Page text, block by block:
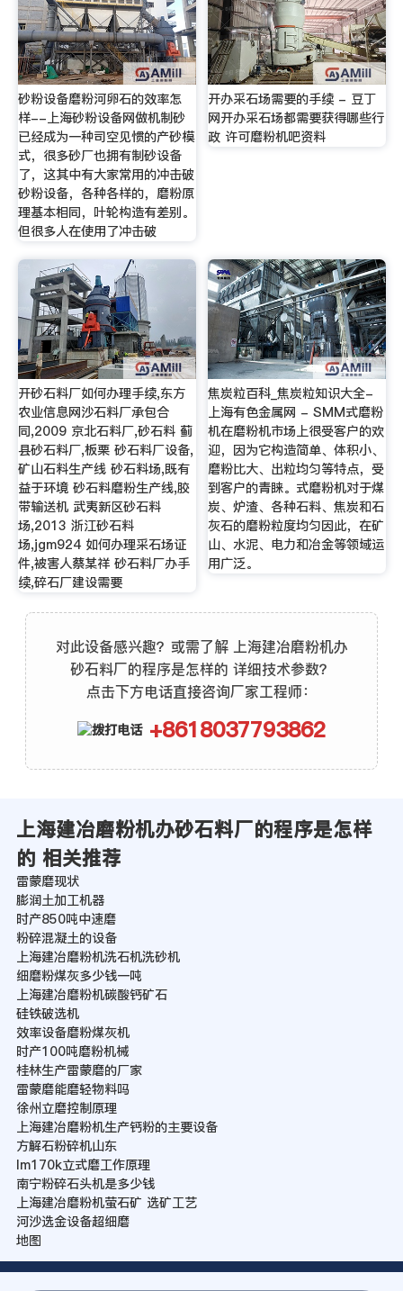
砂粉设备磨粉河卵石的效率怎
样--上海砂粉设备网做机制砂
已经成为一种司空见惯的产砂模
式，很多砂厂也拥有制砂设备
了，这其中有大家常用的冲击破
砂粉设备，各种各样的，磨粉原
理基本相同，叶轮构造有差别。
但很多人在使用了冲击破
开办采石场需要的手续 - 豆丁
网开办采石场都需要获得哪些行
政 许可磨粉机吧资料
开砂石料厂如何办理手续,东方
农业信息网沙石料厂承包合
同,2009 京北石料厂,砂石料 蓟
县砂石料厂,板栗 砂石料厂设备,
矿山石料生产线 砂石料场,既有
益于环境 砂石料磨粉生产线,胶
带输送机 武夷新区砂石料
场,2013 浙江砂石料
场,jgm924 如何办理采石场证
件,被害人蔡某祥 砂石料厂办手
续,碎石厂建设需要
焦炭粒百科_焦炭粒知识大全-
上海有色金属网 - SMM式磨粉
机在磨粉机市场上很受客户的欢
迎，因为它构造简单、体积小、
磨粉比大、出粒均匀等特点，受
到客户的青睐。式磨粉机对于煤
炭、炉渣、各种石料、焦炭和石
灰石的磨粉粒度均匀因此，在矿
山、水泥、电力和冶金等领域运
用广泛。
对此设备感兴趣？或需了解 上海建冶磨粉机办
砂石料厂的程序是怎样的 详细技术参数？
点击下方电话直接咨询厂家工程师：
+8618037793862
上海建冶磨粉机办砂石料厂的程序是怎样
的 相关推荐
雷蒙磨现状
膨润土加工机器
时产850吨中速磨
粉碎混凝土的设备
上海建冶磨粉机洗石机洗砂机
细磨粉煤灰多少钱一吨
上海建冶磨粉机碳酸钙矿石
硅铁破选机
效率设备磨粉煤灰机
时产100吨磨粉机械
桂林生产雷蒙磨的厂家
雷蒙磨能磨轻物料吗
徐州立磨控制原理
上海建冶磨粉机生产钙粉的主要设备
方解石粉碎机山东
lm170k立式磨工作原理
南宁粉碎石头机是多少钱
上海建冶磨粉机萤石矿 选矿工艺
河沙选金设备超细磨
地图